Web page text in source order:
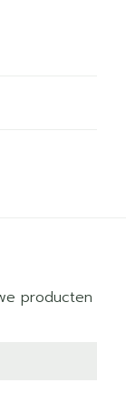
producten